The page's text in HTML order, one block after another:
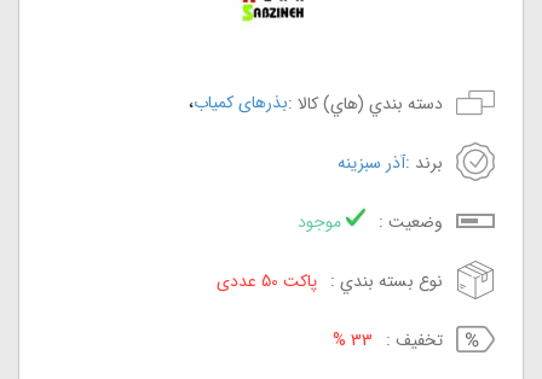
دسته بندي (هاي) کالا :بذرهای کمیاب،
برند :آذر سبزینه
وضعيت : موجود
نوع بسته بندي : پاکت 50 عددی
تخفيف : 33 %